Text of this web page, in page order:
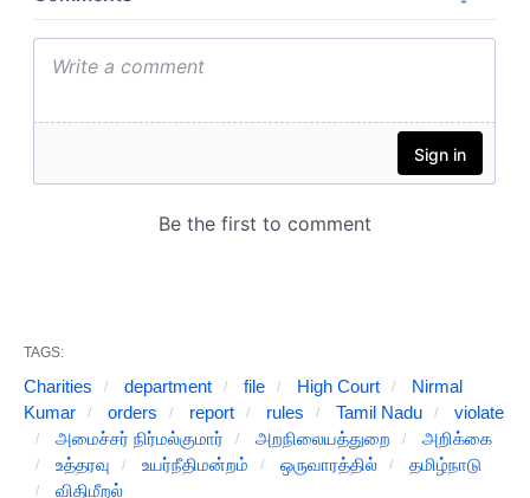
TAGS:
Charities department file High Court
Nirmal
Kumar
orders report rules Tamil Nadu
violate
அமைச்சர் நிர்மல்குமார்
அறநிலையத்துறை
அறிக்கை
உத்தரவு
உயர்நீதிமன்றம் ஒருவாரத்தில்
தமிழ்நாடு
விதிமீறல்